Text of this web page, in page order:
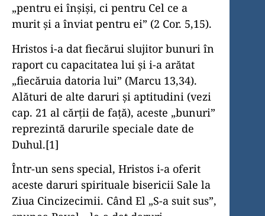
„pentru ei înşişi, ci pentru Cel ce a
murit şi a înviat pentru ei” (2 Cor. 5,15).
Hristos i-a dat fiecărui slujitor bunuri în
raport cu capacitatea lui şi i-a arătat
„fiecăruia datoria lui” (Marcu 13,34).
Alături de alte daruri şi aptitudini (vezi
cap. 21 al cărţii de faţă), aceste „bunuri”
reprezintă darurile speciale date de
Duhul.[1]
Într-un sens special, Hristos i-a oferit
aceste daruri spirituale bisericii Sale la
Ziua Cincizecimii. Când El „S-a suit sus”,